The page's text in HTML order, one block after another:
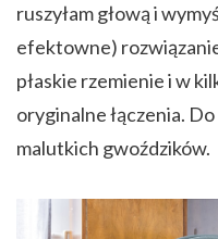
ruszyłam głową i
efektowne)
płaskie rzemienie i w
oryginalne łączenia.
malutkich gwoździków.